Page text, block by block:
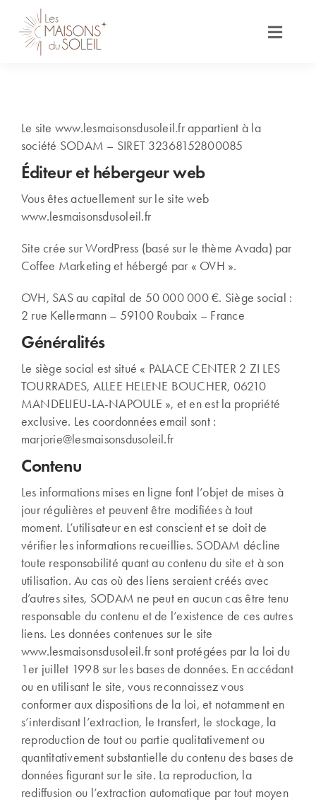
content
Toggle
Inspirez-vous
Nous découvrir
Construire ensemble
Contact
Le site www.lesmaisonsdusoleil.fr appartient à la
société SODAM – SIRET 32368152800085
Éditeur et hébergeur web
Vous êtes actuellement sur le site web
www.lesmaisonsdusoleil.fr
Site crée sur WordPress (basé sur le thème Avada) par
Coffee Marketing et hébergé par « OVH ».
OVH, SAS au capital de 50 000 000 €. Siège social :
2 rue Kellermann – 59100 Roubaix – France
Généralités
Le siège social est situé « PALACE CENTER 2 ZI LES
TOURRADES, ALLEE HELENE BOUCHER, 06210
MANDELIEU-LA-NAPOULE », et en est la propriété
exclusive. Les coordonnées email sont :
marjorie@lesmaisonsdusoleil.fr
Contenu
Les informations mises en ligne font l’objet de mises à
jour régulières et peuvent être modifiées à tout
moment. L’utilisateur en est conscient et se doit de
vérifier les informations recueillies. SODAM décline
toute responsabilité quant au contenu du site et à son
utilisation. Au cas où des liens seraient créés avec
d’autres sites, SODAM ne peut en aucun cas être tenu
responsable du contenu et de l’existence de ces autres
liens. Les données contenues sur le site
www.lesmaisonsdusoleil.fr sont protégées par la loi du
1er juillet 1998 sur les bases de données. En accédant
ou en utilisant le site, vous reconnaissez vous
conformer aux dispositions de la loi, et notamment en
s’interdisant l’extraction, le transfert, le stockage, la
reproduction de tout ou partie qualitativement ou
quantitativement substantielle du contenu des bases de
données figurant sur le site. La reproduction, la
rediffusion ou l’extraction automatique par tout moyen